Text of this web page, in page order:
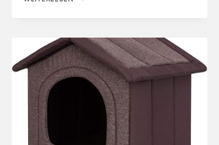
XXL
WETTERFEST
75X115X95
BLOCKHAUS